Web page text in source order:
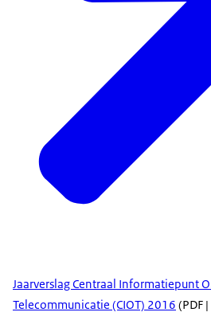
Jaarverslag Centraal Informatiepunt
Telecommunicatie (CIOT) 2016 (PDF